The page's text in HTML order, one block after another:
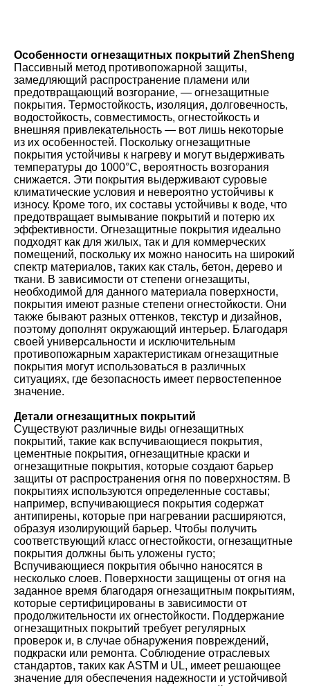
Особенности огнезащитных покрытий ZhenSheng
Пассивный метод противопожарной защиты,
замедляющий распространение пламени или
предотвращающий возгорание, — огнезащитные
покрытия. Термостойкость, изоляция, долговечность,
водостойкость, совместимость, огнестойкость и
внешняя привлекательность — вот лишь некоторые
из их особенностей. Поскольку огнезащитные
покрытия устойчивы к нагреву и могут выдерживать
температуры до 1000°C, вероятность возгорания
снижается. Эти покрытия выдерживают суровые
климатические условия и невероятно устойчивы к
износу. Кроме того, их составы устойчивы к воде, что
предотвращает вымывание покрытий и потерю их
эффективности. Огнезащитные покрытия идеально
подходят как для жилых, так и для коммерческих
помещений, поскольку их можно наносить на широкий
спектр материалов, таких как сталь, бетон, дерево и
ткани. В зависимости от степени огнезащиты,
необходимой для данного материала поверхности,
покрытия имеют разные степени огнестойкости. Они
также бывают разных оттенков, текстур и дизайнов,
поэтому дополнят окружающий интерьер. Благодаря
своей универсальности и исключительным
противопожарным характеристикам огнезащитные
покрытия могут использоваться в различных
ситуациях, где безопасность имеет первостепенное
значение.
Детали огнезащитных покрытий
Существуют различные виды огнезащитных
покрытий, такие как вспучивающиеся покрытия,
цементные покрытия, огнезащитные краски и
огнезащитные покрытия, которые создают барьер
защиты от распространения огня по поверхностям. В
покрытиях используются определенные составы;
например, вспучивающиеся покрытия содержат
антипирены, которые при нагревании расширяются,
образуя изолирующий барьер. Чтобы получить
соответствующий класс огнестойкости, огнезащитные
покрытия должны быть уложены густо;
Вспучивающиеся покрытия обычно наносятся в
несколько слоев. Поверхности защищены от огня на
заданное время благодаря огнезащитным покрытиям,
которые сертифицированы в зависимости от
продолжительности их огнестойкости. Поддержание
огнезащитных покрытий требует регулярных
проверок и, в случае обнаружения повреждений,
подкраски или ремонта. Соблюдение отраслевых
стандартов, таких как ASTM и UL, имеет решающее
значение для обеспечения надежности и устойчивой